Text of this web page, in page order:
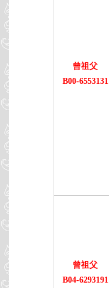
曾祖父
B00-6553131
曾祖父
B04-6293191